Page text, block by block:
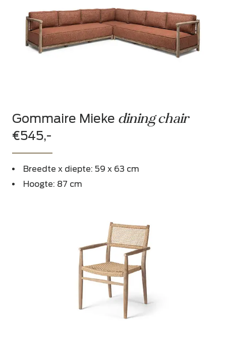
Gommaire Mieke dining chair
€545,-
Breedte x diepte: 59 x 63 cm
Hoogte: 87 cm